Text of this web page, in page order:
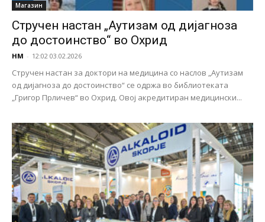
Магазин
Стручен настан „Аутизам од дијагноза
до достоинство“ во Охрид
НМ - 12:02 03.02.2026
Стручен настан за доктори на медицина со наслов „Аутизам
од дијагноза до достоинство“ се одржа во библиотеката
„Григор Прличев“ во Охрид. Овој акредитиран медицински...